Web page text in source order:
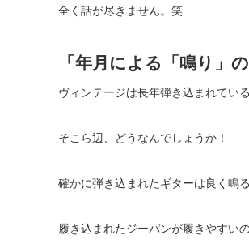
全く話が尽きません。笑
「年月による「鳴り」
ヴィンテージは長年弾き込まれてい
そこら辺、どうなんでしょうか！
確かに弾き込まれたギターは良く鳴
履き込まれたジーパンが履きやすい